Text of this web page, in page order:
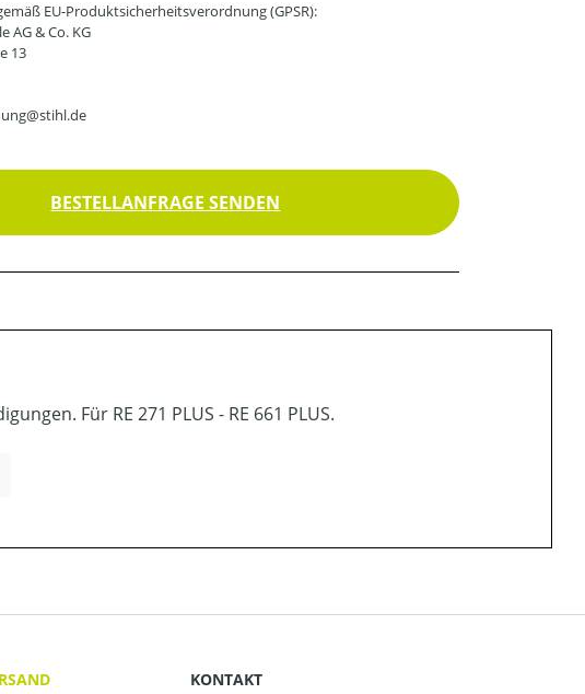
EU-Produktsicherheitsverordnung (GPSR):
AG & Co. KG
13
BESTELLANFRAGE SENDEN
Für RE 271 PLUS - RE 661 PLUS.
KONTAKT